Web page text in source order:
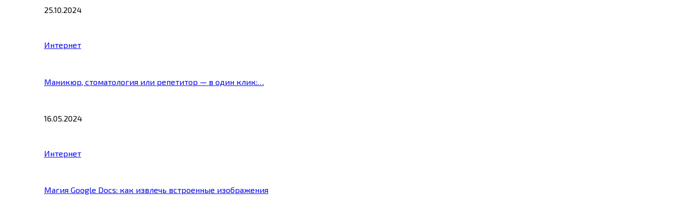
25.10.2024
Интернет
Маникюр, стоматология или репетитор — в один клик:…
16.05.2024
Интернет
Магия Google Docs: как извлечь встроенные изображения